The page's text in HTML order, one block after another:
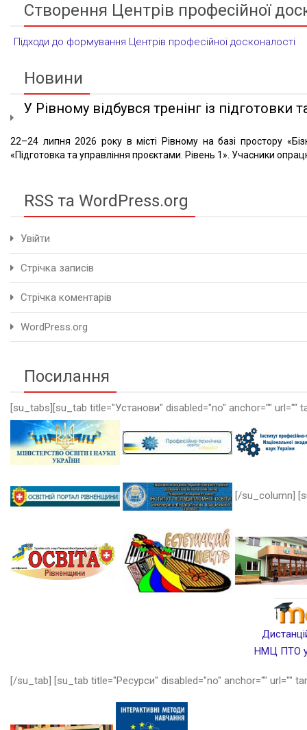
Створення Центрів професійної
Підходи до формування Центрів професійної досконалості
Новини
У Рівному відбувся тренінг із підготовки
22–24 липня 2026 року в місті Рівному на базі простору
«Підготовка та управління проєктами. Рівень 1». Учасники
RSS та WordPress.org
Увійти
Стрічка записів
Стрічка коментарів
WordPress.org
Посилання
[su_tabs][su_tab title="Установи" disabled="no" anchor=""
[/su_column]
НМЦ ПТО у
[/su_tab] [su_tab title="Ресурси" disabled="no" anchor="" url=""